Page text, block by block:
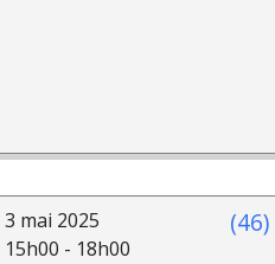
3 mai 2025
15h00 - 18h00
(46)